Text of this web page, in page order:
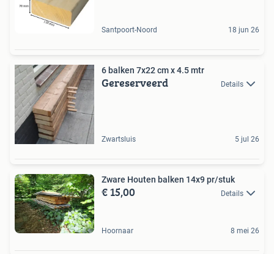
Santpoort-Noord 18 jun 26
6 balken 7x22 cm x 4.5 mtr
Gereserveerd Details
Zwartsluis 5 jul 26
Zware Houten balken 14x9 pr/stuk
€ 15,00 Details
Hoornaar 8 mei 26